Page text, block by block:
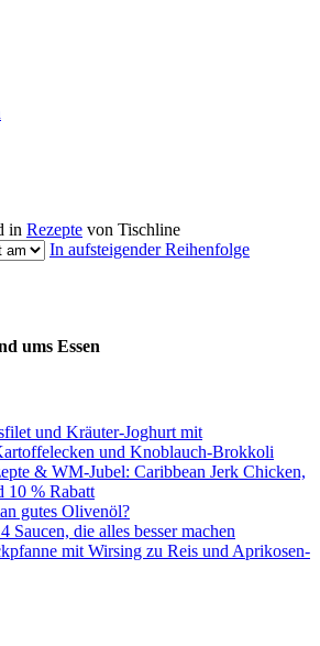
in Rezepte von Tischline
In aufsteigender Reihenfolge
ums Essen
und Kräuter-Joghurt mit
und Knoblauch-Brokkoli
& WM-Jubel: Caribbean Jerk Chicken,
10 % Rabatt
gutes Olivenöl?
Saucen, die alles besser machen
mit Wirsing zu Reis und Aprikosen-